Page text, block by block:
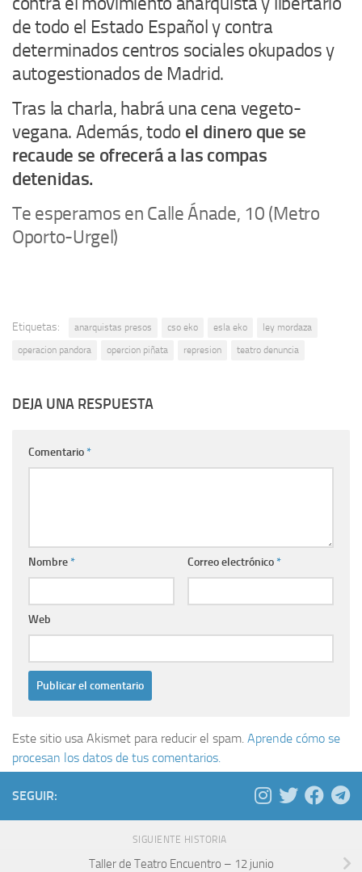
de todo el Estado Español y contra
determinados centros sociales okupados y
autogestionados de Madrid.
Tras la charla, habrá una cena vegeto-
vegana. Además, todo el dinero que se
recaude se ofrecerá a las compas
detenidas.
Te esperamos en Calle Ánade, 10 (Metro
Oporto-Urgel)
Etiquetas: anarquistas presos cso eko esla eko
ley mordaza
operacion pandora
opercion piñata represion teatro denuncia
DEJA UNA RESPUESTA
Comentario*
Nombre* Correo electrónico*
Web
Este sitio usa Akismet para reducir el spam. Aprende cómo se
procesan los datos de tus comentarios.
SEGUIR:
SIGUIENTE HISTORIA
Taller de Teatro Encuentro – 12 junio